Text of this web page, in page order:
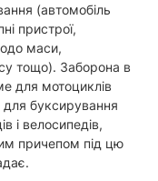
(автомобіль
пристрої,
маси,
тощо). Заборона в
для мотоциклів
для буксирування
і велосипедів,
причепом під цю